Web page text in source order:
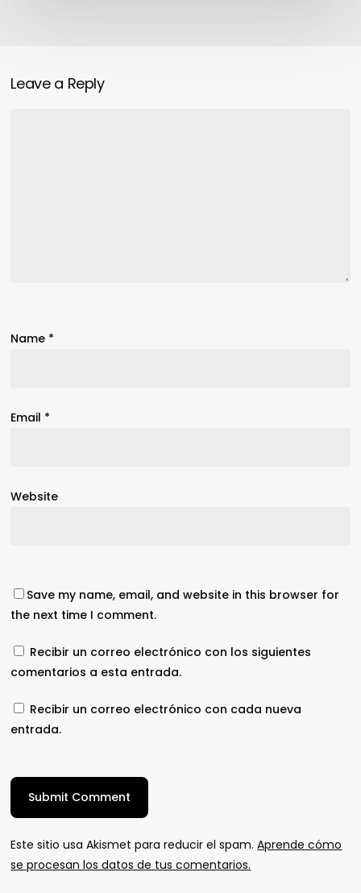
Leave a Reply
Name *
Email *
Website
Save my name, email, and website in this browser for
the next time I comment.
Recibir un correo electrónico con los siguientes
comentarios a esta entrada.
Recibir un correo electrónico con cada nueva
entrada.
Este sitio usa Akismet para reducir el spam.Aprende cómo
se procesan los datos de tus comentarios.